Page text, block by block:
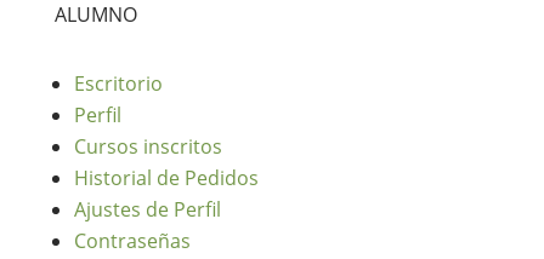
ALUMNO
Escritorio
Perfil
Cursos inscritos
Historial de Pedidos
Ajustes de Perfil
Contraseñas